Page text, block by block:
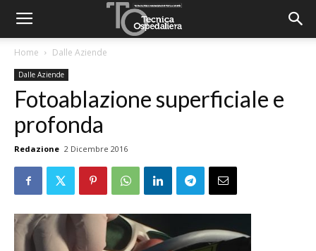
Home Dalle Aziende
Dalle Aziende
Fotoablazione superficiale e
profonda
Redazione 2 Dicembre 2016